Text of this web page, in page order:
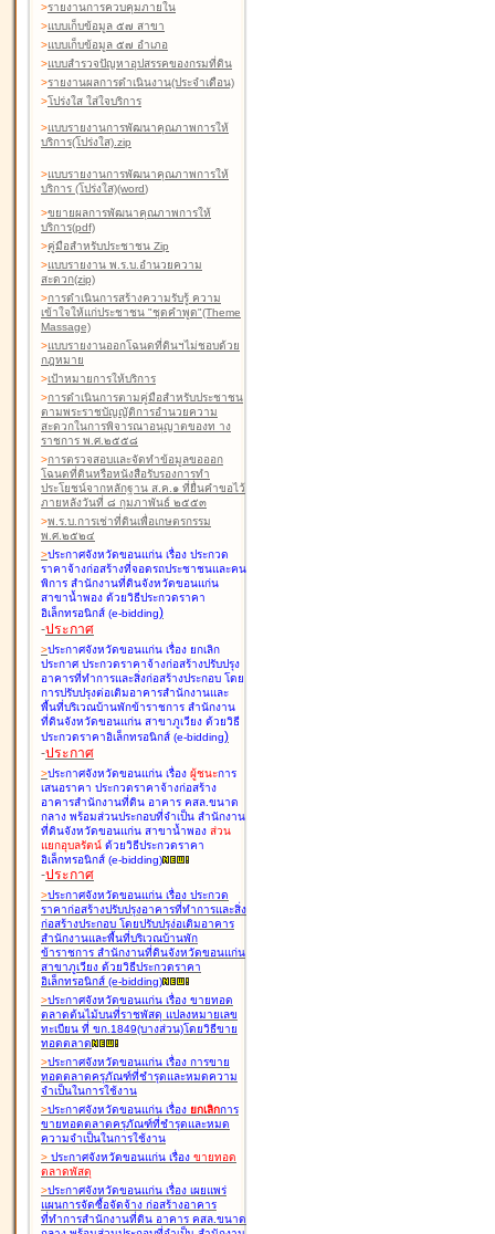
>รายงานการควบคุมภายใน
>แบบเก็บข้อมูล ๕๗ สาขา
>แบบเก็บข้อมูล ๕๗ อำเภอ
>แบบสำรวจปัญหาอุปสรรคของกรมที่ดิน
>รายงานผลการดำเนินงาน(ประจำเดือน)
>โปร่งใส ใส่ใจบริการ
>แบบรายงานการพัฒนาคุณภาพการให้
บริการ(โปร่งใส).zip
>แบบรายงานการพัฒนาคุณภาพการให้
บริการ (โปร่งใส)(word)
>ขยายผลการพัฒนาคุณภาพการให้
บริการ(pdf)
>คู่มือสำหรับประชาชน Zip
>แบบรายงาน พ.ร.บ.อำนวยความ
สะดวก(zip)
>การดำเนินการสร้างความรับรู้ ความ
เข้าใจให้แก่ประชาชน "ชุดคำพูด"(Theme
Massage)
>แบบรายงานออกโฉนดที่ดินฯไม่ชอบด้วย
กฎหมาย
>เป้าหมายการให้บริการ
>การดำเนินการตามคู่มือสำหรับประชาชน
ตามพระราชบัญญัติการอำนวยความ
สะดวกในการพิจารณาอนุญาตของท าง
ราชการ พ.ศ.๒๕๕๘
>การตรวจสอบและจัดทำข้อมูลขอออก
โฉนดที่ดินหรือหนังสือรับรองการทำ
ประโยชน์จากหลักฐาน ส.ค.๑ ที่ยื่นคำขอไว้
ภายหลังวันที่ ๘ กุมภาพันธ์ ๒๕๕๓
>พ.ร.บ.การเช่าที่ดินเพื่อเกษตรกรรม
พ.ศ.๒๕๒๔
>ประกาศจังหวัดขอนแก่น เรื่อง ประกวด
ราคาจ้างก่อสร้างที่จอดรถประชาชนและคน
พิการ สำนักงานที่ดินจังหวัดขอนแก่น
สาขาน้ำพอง ด้วยวิธีประกวดราคา
อิเล็กทรอนิกส์ (e-bidding)
-ประกาศ
>ประกาศจังหวัดขอนแก่น เรื่อง ยกเลิก
ประกาศ ประกวดราคาจ้างก่อสร้างปรับปรุง
อาคารที่ทำการและสิ่งก่อสร้างประกอบ โดย
การปรับปรุงต่อเติมอาคารสำนักงานและ
พื้นที่บริเวณบ้านพักข้าราชการ สำนักงาน
ที่ดินจังหวัดขอนแก่น สาขาภูเวียง ด้วยวิธี
ประกวดราคาอิเล็กทรอนิกส์ (e-bidding)
-ประกาศ
>ประกาศจังหวัดขอนแก่น เรื่อง ผู้ชนะการ
เสนอราคา ประกวดราคาจ้างก่อสร้าง
อาคารสำนักงานที่ดิน อาคาร คสล.ขนาด
กลาง พร้อมส่วนประกอบที่จำเป็น สำนักงาน
ที่ดินจังหวัดขอนแก่น สาขาน้ำพอง ส่วน
แยกอุบลรัตน์ ด้วยวิธีประกวดราคา
อิเล็กทรอนิกส์ (e-bidding)
-ประกาศ
>ประกาศจังหวัดขอนแก่น เรื่อง ประกวด
ราคาก่อสร้างปรับปรุงอาคารที่ทำการและสิ่ง
ก่อสร้างประกอบ โดยปรับปรุง่อเติมอาคาร
สำนักงานและพื้นที่บริเวณบ้านพัก
ข้าราชการ สำนักงานที่ดินจังหวัดขอนแก่น
สาขาภูเวียง ด้วยวิธีประกวดราคา
อิเล็กทรอนิกส์ (e-bidding)
>ประกาศจังหวัดขอนแก่น เรื่อง ขายทอด
ตลาดต้นไม้บนที่ราชพัสดุ แปลงหมายเลข
ทะเบียน ที่ ขก.1849(บางส่วน)โดยวิธีขาย
ทอดตลาด
>ประกาศจังหวัดขอนแก่น เรื่อง การขาย
ทอดตลาดครุภัณฑ์ที่ชำรุดและหมดความ
จำเป็นในการใช้งาน
>ประกาศจังหวัดขอนแก่น เรื่อง ยกเลิกการ
ขายทอดตลาดครุภัณฑ์ที่ชำรุดและหมด
ความจำเป็นในการใช้งาน
> ประกาศจังหวัดขอนแก่น เรื่อง ขายทอด
ตลาดพัสดุ
>ประกาศจังหวัดขอนแก่น เรื่อง เผยแพร่
แผนการจัดซื้อจัดจ้าง ก่อสร้างอาคาร
ที่ทำการสำนักงานที่ดิน อาคาร คสล.ขนาด